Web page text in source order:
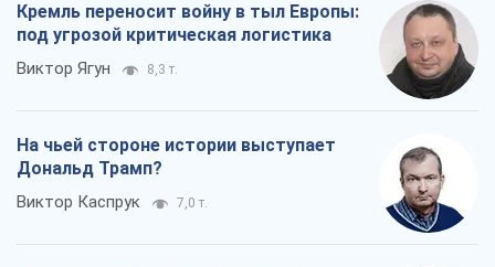
Кремль переносит войну в тыл Европы:
под угрозой критическая логистика
Виктор Ягун 8,3 т.
На чьей стороне истории выступает
Дональд Трамп?
Виктор Каспрук 7,0 т.